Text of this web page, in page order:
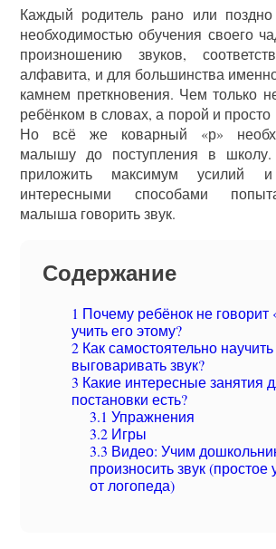
Каждый родитель рано или поздно
необходимостью обучения своего
произношению звуков,
алфавита, и для большинства
камнем преткновения. Чем только
ребёнком в словах, а порой и
Но всё же коварный «р»
малышу до поступления в школу.
приложить максимум усилий
интересными способами
малыша говорить звук.
Содержание
1 Почему ребёнок не говорит
учить его этому?
2 Как самостоятельно
выговаривать звук?
3 Какие интересные занятия
постановки есть?
3.1 Упражнения
3.2 Игры
3.3 Видео: Учим
произносить звук
от логопеда)